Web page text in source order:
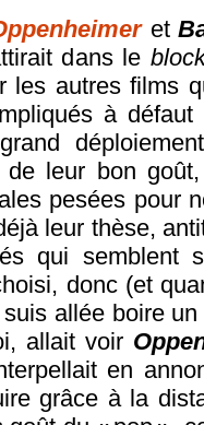
et
dans le
autres films
à
de leur bon
pesées pour
leur thèse,
qui semblent
donc (et
allée boire
allait voir
en
grâce à la